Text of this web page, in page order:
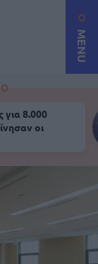
MENU
για 8.000
οι